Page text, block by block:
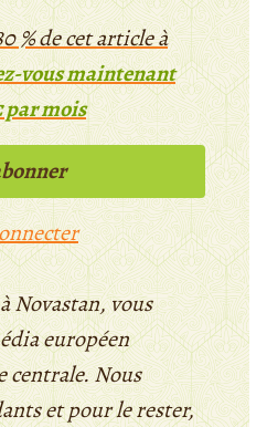
% de cet article à
vous maintenant
par mois
Novastan, vous
européen
centrale. Nous
et pour le rester,